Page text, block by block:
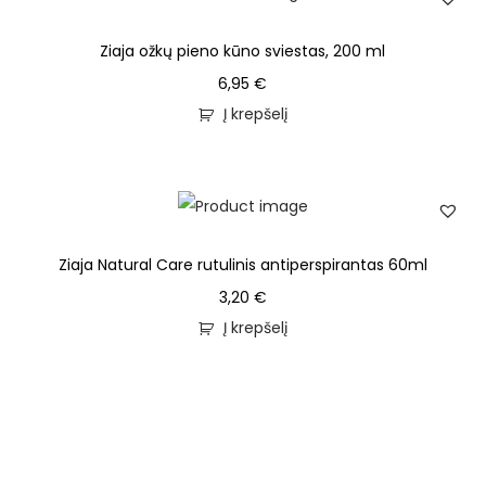
Ziaja ožkų pieno kūno sviestas, 200 ml
6,95€
Į krepšelį
Ziaja Natural Care rutulinis antiperspirantas 60ml
3,20 €
Į krepšelį